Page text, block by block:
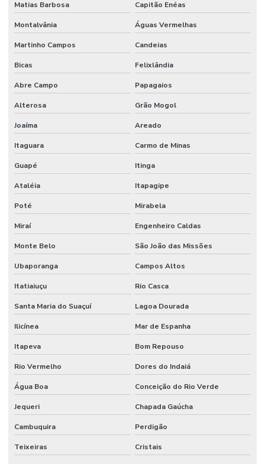
Matias Barbosa Capitão Enéas
Montalvânia Águas Vermelhas
Martinho Campos Candeias
Bicas Felixlândia
Abre Campo Papagaios
Alterosa Grão Mogol
Joaíma Areado
Itaguara Carmo de Minas
Guapé Itinga
Ataléia Itapagipe
Poté Mirabela
Miraí Engenheiro Caldas
Monte Belo São João das Missões
Ubaporanga Campos Altos
Itatiaiuçu Rio Casca
Santa Maria do Suaçuí Lagoa Dourada
Ilicínea Mar de Espanha
Itapeva Bom Repouso
Rio Vermelho Dores do Indaiá
Água Boa Conceição do Rio Verde
Jequeri Chapada Gaúcha
Cambuquira Perdigão
Teixeiras Cristais